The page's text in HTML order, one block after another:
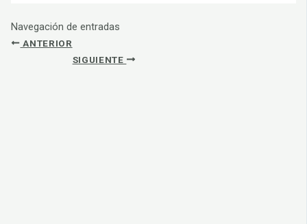
Navegación de entradas
ANTERIOR
SIGUIENTE